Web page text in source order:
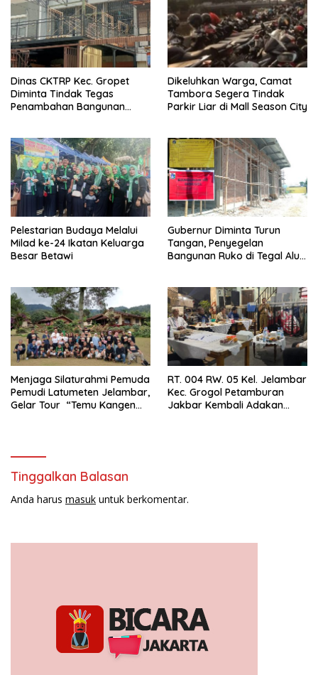
Dinas CKTRP Kec. Gropet
Diminta Tindak Tegas
Penambahan Bangunan
Dikeluhkan Warga, Camat
Tambora Segera Tindak
Parkir Liar di Mall Season City
Pelestarian Budaya Melalui
Milad ke-24 Ikatan Keluarga
Besar Betawi
Gubernur Diminta Turun
Tangan, Penyegelan
Bangunan Ruko di Tegal Alur
Menjaga Silaturahmi Pemuda
Pemudi Latumeten Jelambar,
Gelar Tour “Temu Kangen
RT. 004 RW. 05 Kel. Jelambar
Kec. Grogol Petamburan
Jakbar Kembali Adakan
Tinggalkan Balasan
Anda harus masuk untuk berkomentar.